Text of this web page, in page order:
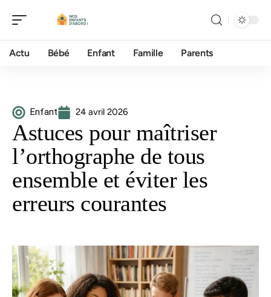
Actu Bébé Enfant Famille Parents
Enfant 24 avril 2026
Astuces pour maîtriser
l’orthographe de tous
ensemble et éviter les
erreurs courantes